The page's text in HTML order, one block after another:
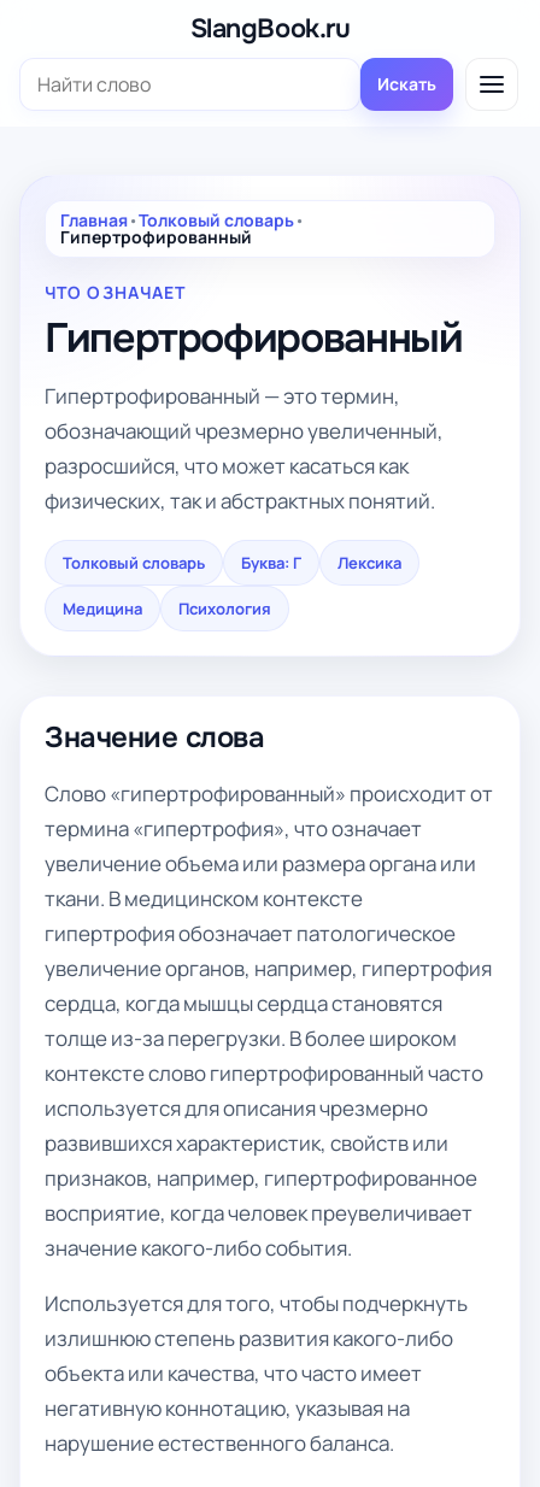
содержимому
SlangBook.ru
Поиск: Искать
Главная•Толковый словарь•
Гипертрофированный
ЧТО ОЗНАЧАЕТ
Гипертрофированный
Гипертрофированный — это термин,
обозначающий чрезмерно увеличенный,
разросшийся, что может касаться как
физических, так и абстрактных понятий.
Толковый словарь Буква: Г Лексика
Медицина Психология
Значение слова
Слово «гипертрофированный» происходит от
термина «гипертрофия», что означает
увеличение объема или размера органа или
ткани. В медицинском контексте
гипертрофия обозначает патологическое
увеличение органов, например, гипертрофия
сердца, когда мышцы сердца становятся
толще из-за перегрузки. В более широком
контексте слово гипертрофированный часто
используется для описания чрезмерно
развившихся характеристик, свойств или
признаков, например, гипертрофированное
восприятие, когда человек преувеличивает
значение какого-либо события.
Используется для того, чтобы подчеркнуть
излишнюю степень развития какого-либо
объекта или качества, что часто имеет
негативную коннотацию, указывая на
нарушение естественного баланса.